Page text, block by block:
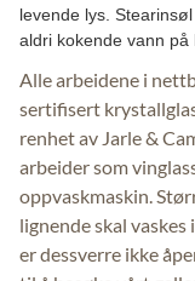
levende lys.
aldri kokende vann på
Alle arbeidene i
sertifisert
renhet av Jarle &
arbeider som
oppvaskmaskin.
lignende skal
er dessverre ikke